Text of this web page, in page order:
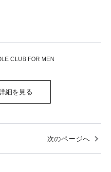
CLUB FOR MEN
細を見る
次のページへ